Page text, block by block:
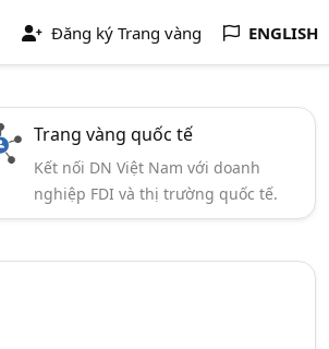
Đăng ký Trang vàng ENGLISH
Trang vàng quốc tế
Kết nối DN Việt Nam với doanh
nghiệp FDI và thị trường quốc tế.